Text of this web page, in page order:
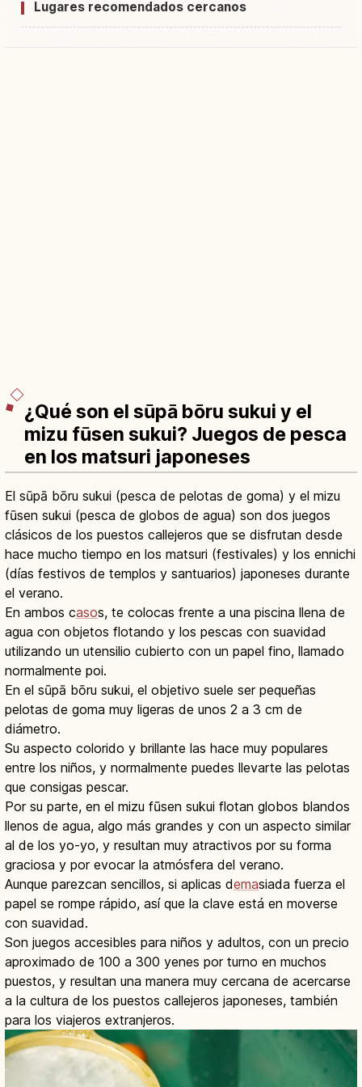
Lugares recomendados cercanos
¿Qué son el sūpā bōru sukui y el
mizu fūsen sukui? Juegos de pesca
en los matsuri japoneses
El sūpā bōru sukui (pesca de pelotas de goma) y el mizu
fūsen sukui (pesca de globos de agua) son dos juegos
clásicos de los puestos callejeros que se disfrutan desde
hace mucho tiempo en los matsuri (festivales) y los ennichi
(días festivos de templos y santuarios) japoneses durante
el verano.
En ambos casos, te colocas frente a una piscina llena de
agua con objetos flotando y los pescas con suavidad
utilizando un utensilio cubierto con un papel fino, llamado
normalmente poi.
En el sūpā bōru sukui, el objetivo suele ser pequeñas
pelotas de goma muy ligeras de unos 2 a 3 cm de
diámetro.
Su aspecto colorido y brillante las hace muy populares
entre los niños, y normalmente puedes llevarte las pelotas
que consigas pescar.
Por su parte, en el mizu fūsen sukui flotan globos blandos
llenos de agua, algo más grandes y con un aspecto similar
al de los yo-yo, y resultan muy atractivos por su forma
graciosa y por evocar la atmósfera del verano.
Aunque parezcan sencillos, si aplicas demasiada fuerza el
papel se rompe rápido, así que la clave está en moverse
con suavidad.
Son juegos accesibles para niños y adultos, con un precio
aproximado de 100 a 300 yenes por turno en muchos
puestos, y resultan una manera muy cercana de acercarse
a la cultura de los puestos callejeros japoneses, también
para los viajeros extranjeros.